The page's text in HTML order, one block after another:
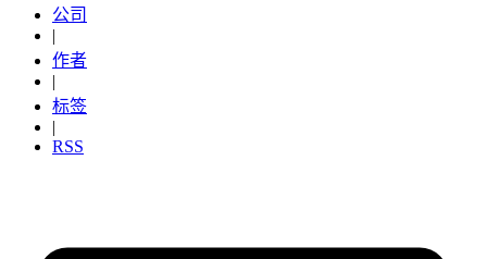
公司
|
作者
|
标签
|
RSS